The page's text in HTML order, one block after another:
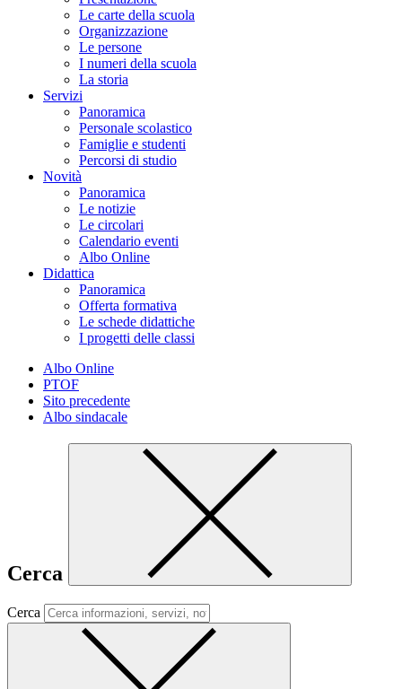
Le carte della scuola
Organizzazione
Le persone
I numeri della scuola
La storia
Servizi
Panoramica
Personale scolastico
Famiglie e studenti
Percorsi di studio
Novità
Panoramica
Le notizie
Le circolari
Calendario eventi
Albo Online
Didattica
Panoramica
Offerta formativa
Le schede didattiche
I progetti delle classi
Albo Online
PTOF
Sito precedente
Albo sindacale
Cerca
Cerca